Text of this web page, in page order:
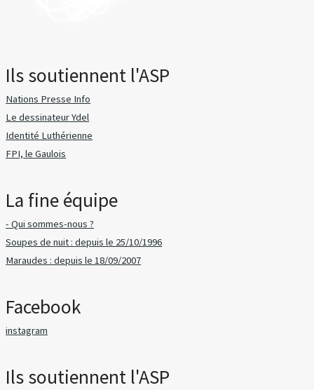
Ils soutiennent l'ASP
Nations Presse Info
Le dessinateur Ydel
Identité Luthérienne
FPI, le Gaulois
La fine équipe
- Qui sommes-nous ?
Soupes de nuit : depuis le 25/10/1996
Maraudes : depuis le 18/09/2007
Facebook
instagram
Ils soutiennent l'ASP